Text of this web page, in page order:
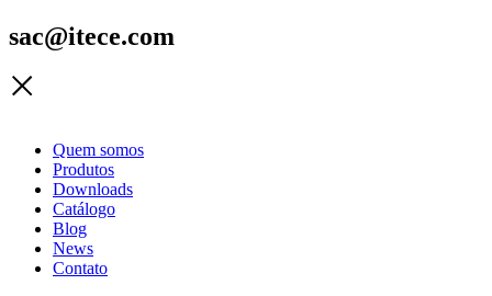
sac@itece.com
Quem somos
Produtos
Downloads
Catálogo
Blog
News
Contato